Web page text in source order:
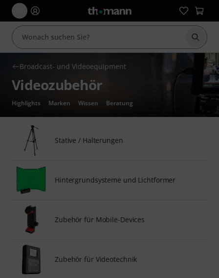
Suche
Broadcast- und Videoequipment
Videozubehör
Highlights Marken Wissen Beratung
Stative / Halterungen
Hintergrundsysteme und Lichtformer
Zubehör für Mobile-Devices
Zubehör für Videotechnik